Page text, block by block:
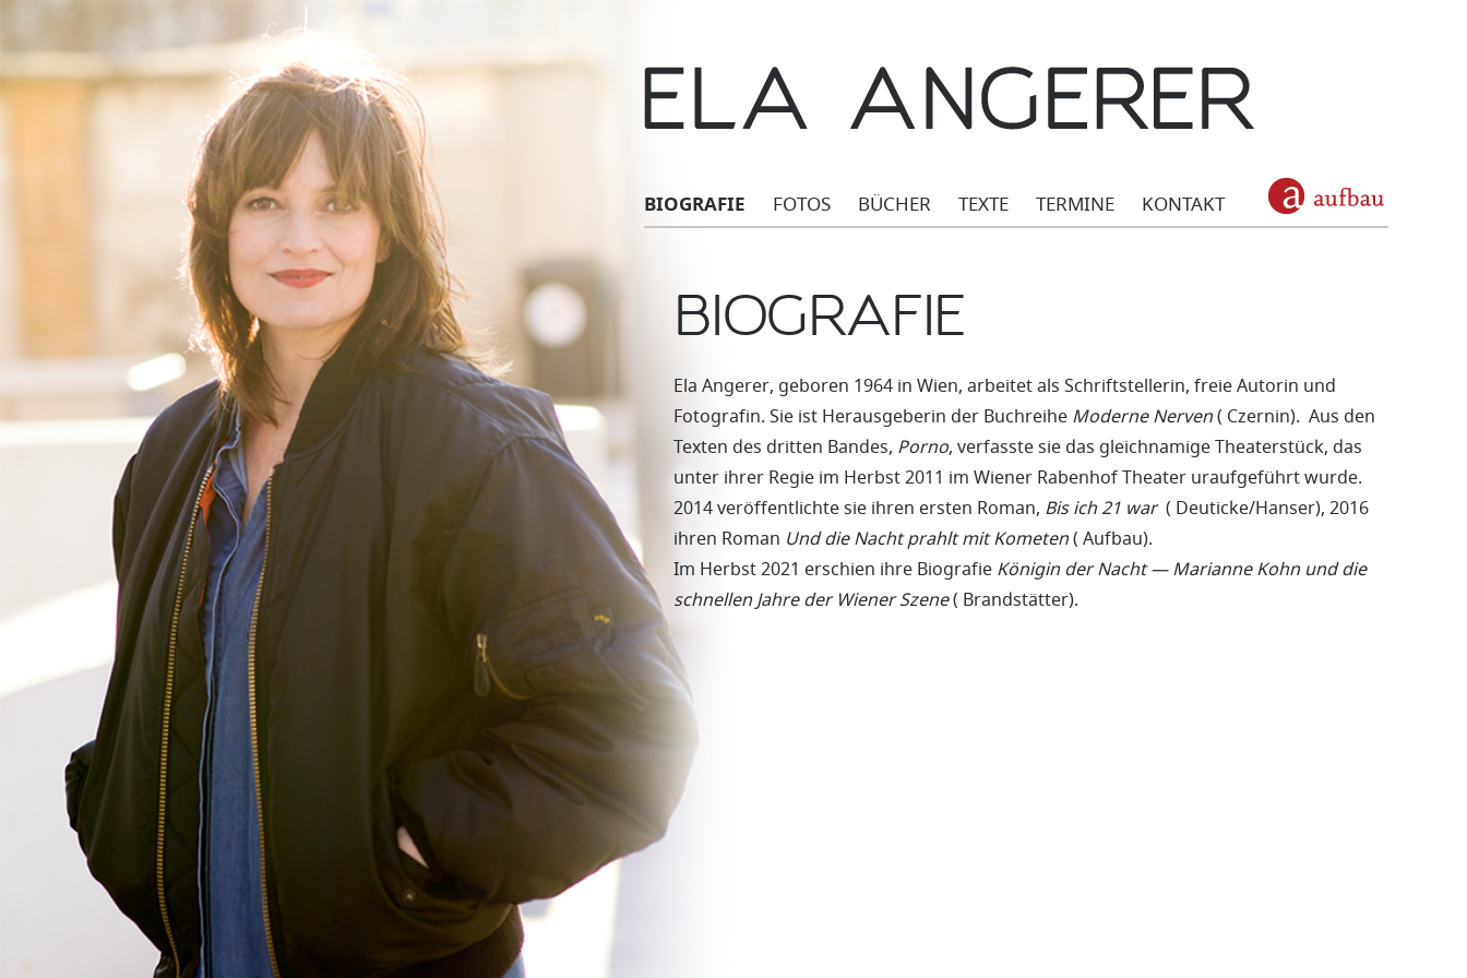
BIOGRAFIE FOTOS BÜCHER TEXTE TERMINE KONTAKT
BIOGRAFIE
Ela Angerer, geboren 1964 in Wien, arbeitet als Schriftstellerin, freie Autorin und
Fotografin. Sie ist Herausgeberin der Buchreihe Moderne Nerven( Czernin). Aus den
Texten des dritten Bandes, Porno, verfasste sie das gleichnamige Theaterstück, das
unter ihrer Regie im Herbst 2011 im Wiener Rabenhof Theater uraufgeführt wurde.
2014 veröffentlichte sie ihren ersten Roman, Bis ich 21 war ( Deuticke/Hanser), 2016
ihren Roman Und die Nacht prahlt mit Kometen( Aufbau).
Im Herbst 2021 erschien ihre Biografie Königin der Nacht — Marianne Kohn und die
schnellen Jahre der Wiener Szene( Brandstätter).